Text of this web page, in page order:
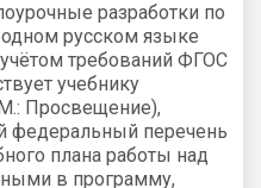
разработки по
русском языке
требований ФГОС
учебнику
Просвещение),
федеральный перечень
плана работы над
в программу,